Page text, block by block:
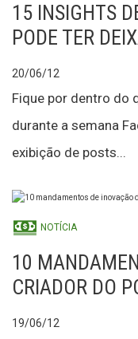
15 INSIGHTS
PODE TER
20/06/12
Fique por dentro do
durante a semana
exibição de posts...
NOTÍCIA
10
CRIADOR DO
19/06/12